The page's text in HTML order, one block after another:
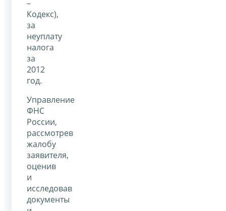
–
Кодекс),
за
неуплату
налога
за
2012
год.
Управление
ФНС
России,
рассмотрев
жалобу
заявителя,
оценив
и
исследовав
документы